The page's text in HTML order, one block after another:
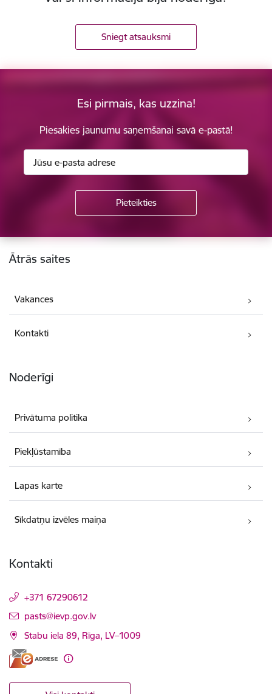
Sniegt atsauksmi
Esi pirmais, kas uzzina!
Piesakies jaunumu saņemšanai savā e-pastā!
Kājene
Ātrās saites
Vakances
Kontakti
Noderīgi
Privātuma politika
Piekļūstamība
Lapas karte
Sīkdatņu izvēles maiņa
Kontakti
+371 67290612
E-pasts:
pasts@ievp.gov.lv
Stabu iela 89, Rīga, LV–1009